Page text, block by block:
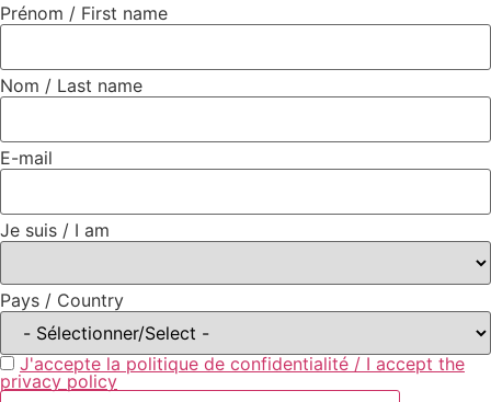
Prénom / First name
Nom / Last name
E-mail
Je suis / I am
Pays / Country
J'accepte la politique de confidentialité / I accept the
privacy policy